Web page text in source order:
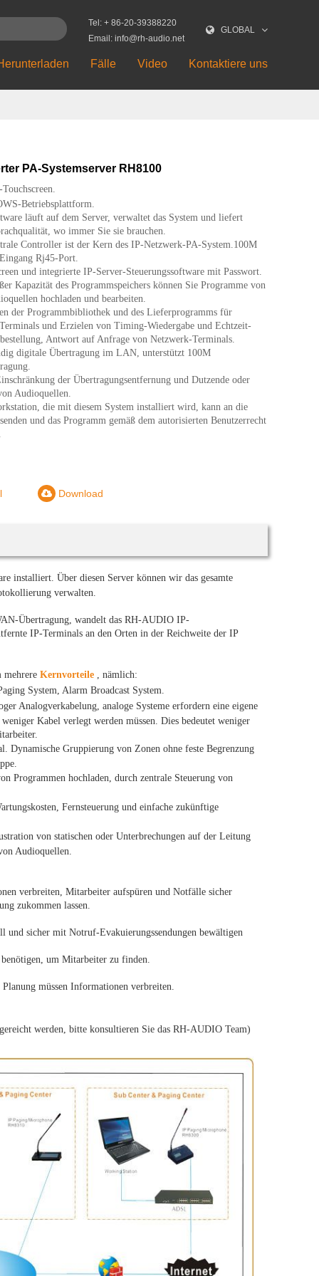
GLOBAL
Tel: + 86-20-39388220
Email: info@rh-audio.net
Fälle Video Kontaktiere uns
PA-Systemserver RH8100
Betriebsplattform.
läuft auf dem Server, verwaltet das System und liefert
wo immer Sie sie brauchen.
Controller ist der Kern des IP-Netzwerk-PA-System.100M
Rj45-Port.
und integrierte IP-Server-Steuerungssoftware mit Passwort.
Kapazität des Programmspeichers können Sie Programme von
hochladen und bearbeiten.
der Programmbibliothek und des Lieferprogramms für
und Erzielen von Timing-Wiedergabe und Echtzeit-
Antwort auf Anfrage von Netzwerk-Terminals.
digitale Übertragung im LAN, unterstützt 100M
der Übertragungsentfernung und Dutzende oder
Audioquellen.
die mit diesem System installiert wird, kann an die
und das Programm gemäß dem autorisierten Benutzerrecht
Download
installiert. Über diesen Server können wir das gesamte
verwalten.
Übertragung, wandelt das RH-AUDIO IP-
IP-Terminals an den Orten in der Reichweite der IP
mehrere Kernvorteile , nämlich:
System, Alarm Broadcast System.
Analogverkabelung, analoge Systeme erfordern eine eigene
Kabel verlegt werden müssen. Dies bedeutet weniger
Gruppierung von Zonen ohne feste Begrenzung
Programmen hochladen, durch zentrale Steuerung von
Fernsteuerung und einfache zukünftige
von statischen oder Unterbrechungen auf der Leitung
Audioquellen.
verbreiten, Mitarbeiter aufspüren und Notfälle sicher
zukommen lassen.
und sicher mit Notruf-Evakuierungssendungen bewältigen
um Mitarbeiter zu finden.
müssen Informationen verbreiten.
werden, bitte konsultieren Sie das RH-AUDIO Team)